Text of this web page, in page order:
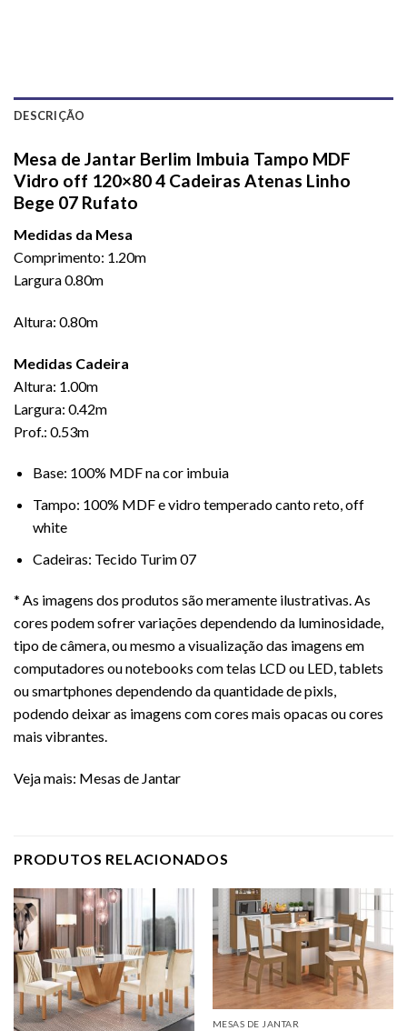
DESCRIÇÃO
Mesa de Jantar Berlim Imbuia Tampo MDF
Vidro off 120×80 4 Cadeiras Atenas Linho
Bege 07 Rufato
Medidas da Mesa
Comprimento: 1.20m
Largura 0.80m
Altura: 0.80m
Medidas Cadeira
Altura: 1.00m
Largura: 0.42m
Prof.: 0.53m
Base: 100% MDF na cor imbuia
Tampo: 100% MDF e vidro temperado canto reto, off
white
Cadeiras: Tecido Turim 07
* As imagens dos produtos são meramente ilustrativas. As
cores podem sofrer variações dependendo da luminosidade,
tipo de câmera, ou mesmo a visualização das imagens em
computadores ou notebooks com telas LCD ou LED, tablets
ou smartphones dependendo da quantidade de pixls,
podendo deixar as imagens com cores mais opacas ou cores
mais vibrantes.
Veja mais: Mesas de Jantar
PRODUTOS RELACIONADOS
MESAS DE JANTAR